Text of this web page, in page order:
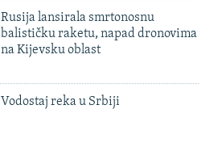
Rusija lansirala smrtonosnu
balističku raketu, napad dronovima
na Kijevsku oblast
Vodostaj reka u Srbiji